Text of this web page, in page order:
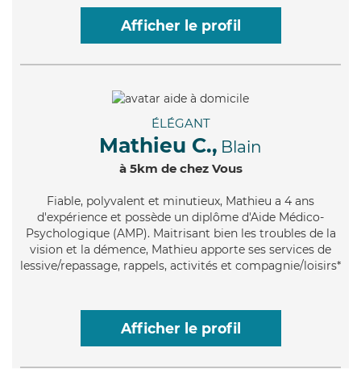
Afficher le profil
ÉLÉGANT
Mathieu C., Blain
à 5km de chez Vous
Fiable, polyvalent et minutieux, Mathieu a 4 ans
d'expérience et possède un diplôme d'Aide Médico-
Psychologique (AMP). Maitrisant bien les troubles de la
vision et la démence, Mathieu apporte ses services de
lessive/repassage, rappels, activités et compagnie/loisirs*
Afficher le profil